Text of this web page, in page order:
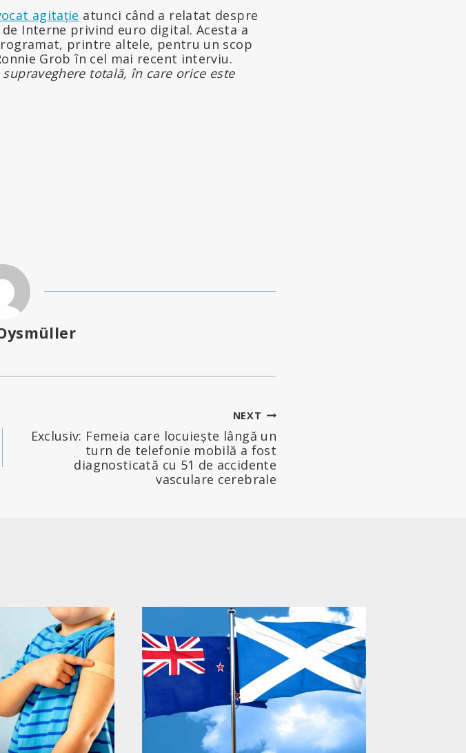
agitație atunci când a relatat despre
Interne privind euro digital. Acesta a
printre altele, pentru un scop
Grob în cel mai recent interviu.
supraveghere totală, în care orice este
NEXT
Exclusiv: Femeia care locuiește lângă un
turn de telefonie mobilă a fost
diagnosticată cu 51 de accidente
vasculare cerebrale